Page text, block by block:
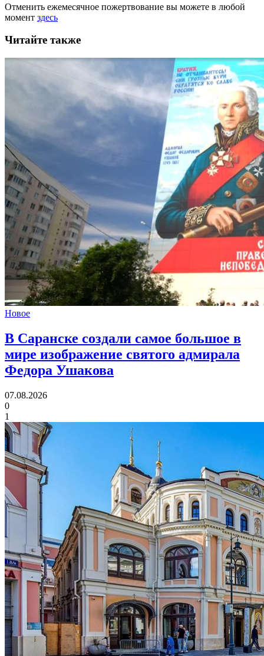
Отменить ежемесячное пожертвование вы можете в любой
момент здесь
Читайте также
Новое
В Саранске создали самое большое в
мире изображение святого адмирала
Федора Ушакова
07.08.2026
0
1